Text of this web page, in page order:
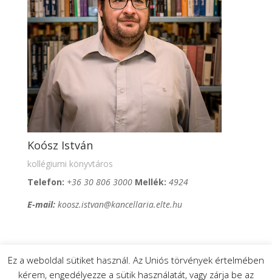
Koósz István
kollégiumi könyvtáros
Telefon: +36 30 806 3000 Mellék: 4924
E-mail:koosz.istvan@kancellaria.elte.hu
Ez a weboldal sütiket használ. Az Uniós törvények értelmében
kérem, engedélyezze a sütik használatát, vagy zárja be az